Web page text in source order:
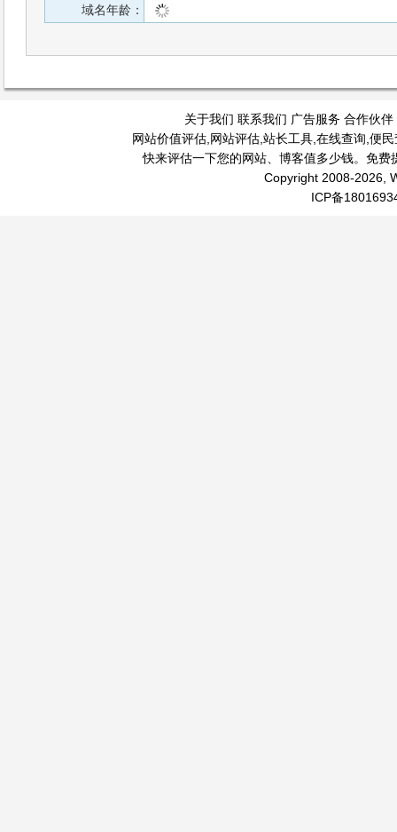
域名年龄：
关于我们 联系我们 广告服务 合作伙伴
网站价值评估, 网站评估, 站长工具, 在线查询 便民
快来评估一下您的网站、博客值多少钱。免
Copyright 2008-2026,
ICP备